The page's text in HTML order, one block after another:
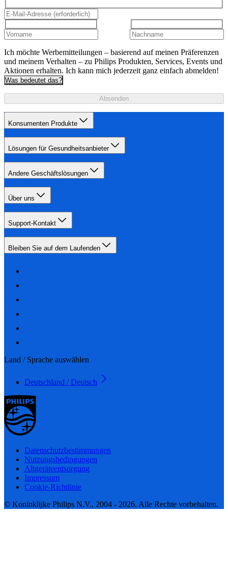
Ich möchte Werbemitteilungen – basierend auf meinen Präferenzen
und meinem Verhalten – zu Philips Produkten, Services, Events und
Aktionen erhalten. Ich kann mich jederzeit ganz einfach abmelden!
Was bedeutet das?
Absenden
Konsumenten Produkte
Lösungen für Gesundheitsanbieter
Andere Geschäftslösungen
Über uns
Support-Kontakt
Bleiben Sie auf dem Laufenden
Land / Sprache auswählen
Deutschland / Deutsch
Datenschutzbestimmungen
Nutzungsbedingungen
Altgeräteentsorgung
Impressum
Cookie-Richtlinie
© Koninklijke Philips N.V., 2004 - 2026. Alle Rechte vorbehalten.